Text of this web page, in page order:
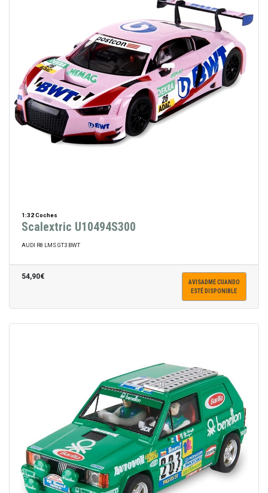
1:32 Coches
Scalextric U10494S300
AUDI R8 LMS GT3 BWT
54,90€
AVISADME CUANDO
ESTÉ DISPONIBLE